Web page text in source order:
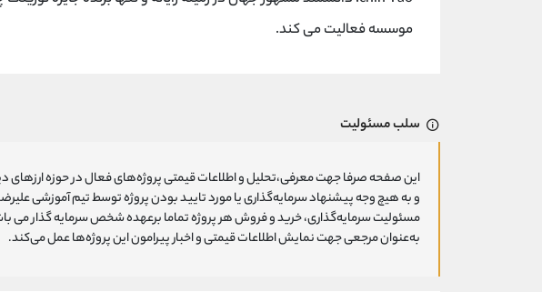
موسسه فعالیت می کند.
سلب مسئولیت
این صفحه صرفا جهت معرفی،تحلیل و اطلاعات قیمتی پروژه‌های فعال در حوزه ارزهای
و به هیچ وجه پیشنهاد سرمایه‌گذاری یا مورد تایید بودن پروژه توسط تیم آموزشی
مسئولیت سرمایه‌گذاری، خرید و فروش هر پروژه تماما برعهده شخص سرمایه گذار می
به‌عنوان مرجعی جهت نمایش اطلاعات قیمتی و اخبار پیرامون این پروژه‌‌ها عمل می‌کند.